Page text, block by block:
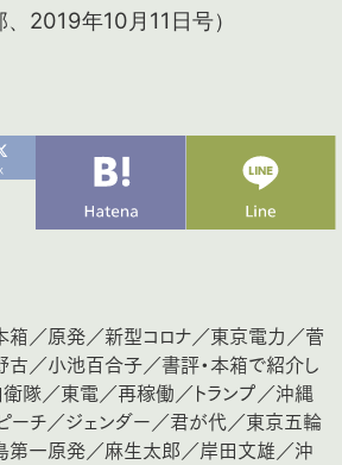
、2019年10月11日号）
箱／原発／新型コロナ／東京電力／菅
古／小池百合子／書評・本箱で紹介し
衛隊／東電／再稼働／トランプ／沖縄
ーチ／ジェンダー／君が代／東京五輪
第一原発／麻生太郎／岸田文雄／沖